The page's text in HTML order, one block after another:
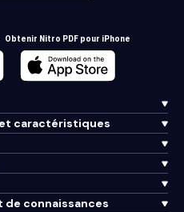
Obtenir Nitro PDF pour iPhone
caractéristiques
connaissances